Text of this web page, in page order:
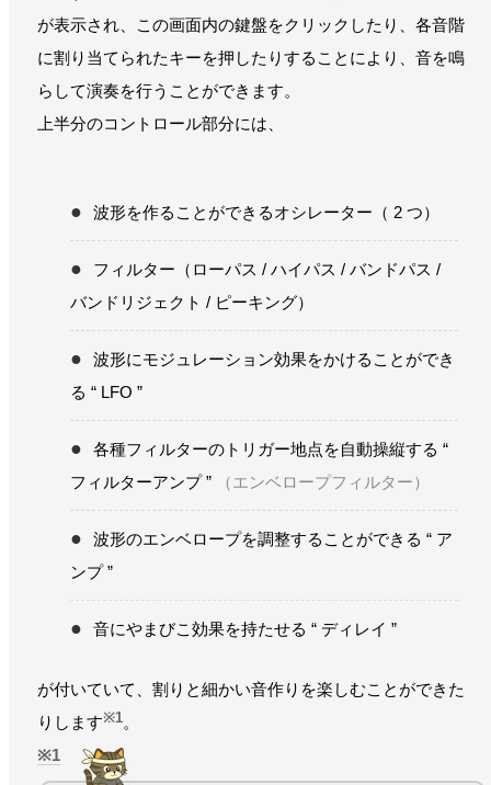
が表示され、この画面内の鍵盤をクリックしたり、各音階
に割り当てられたキーを押したりすることにより、音を鳴
らして演奏を行うことができます。
上半分のコントロール部分には、
波形を作ることができるオシレーター（ 2 つ）
フィルター（ローパス / ハイパス / バンドパス /
バンドリジェクト / ピーキング）
波形にモジュレーション効果をかけることができ
る “ LFO ”
各種フィルターのトリガー地点を自動操縦する “
フィルターアンプ ”
（エンベロープフィルター）
波形のエンベロープを調整することができる “ ア
ンプ ”
音にやまびこ効果を持たせる “ ディレイ ”
が付いていて、割りと細かい音作りを楽しむことができた
りします※1。
1